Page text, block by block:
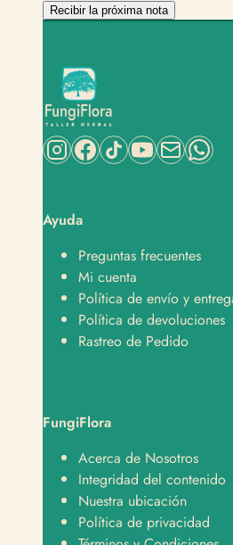
Recibir la próxima nota
Ayuda
Preguntas frecuentes
Mi cuenta
Política de envío y
Política de devoluciones
Rastreo de Pedido
FungiFlora
Acerca de Nosotros
Integridad del contenido
Nuestra ubicación
Política de privacidad